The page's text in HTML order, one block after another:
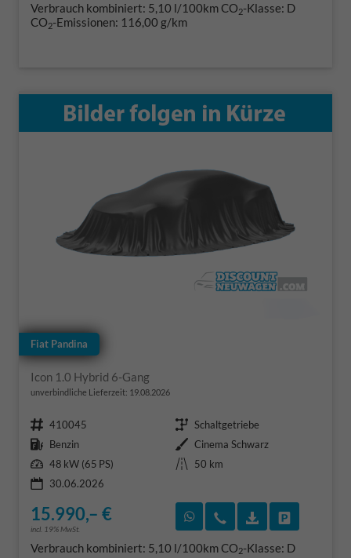
Verbrauch kombiniert: 5,10 l/100kmCO2-Klasse: D
CO2-Emissionen: 116,00 g/km
Fiat Pandina
Icon 1.0 Hybrid 6-Gang
unverbindliche Lieferzeit: 19.08.2026
Fahrzeugnr. 410045 Getriebe Schaltgetriebe
Kraftstoff Benzin Außenfarbe Cinema Schwarz
Leistung 48 kW (65 PS) Kilometerstand
50 km
30.06.2026
15.990,– €
incl. 19% MwSt.
Rückruf vereinbaren
Wir rufen Sie an
Verbrauch kombiniert: 5,10 l/100kmCO2-Klasse: D